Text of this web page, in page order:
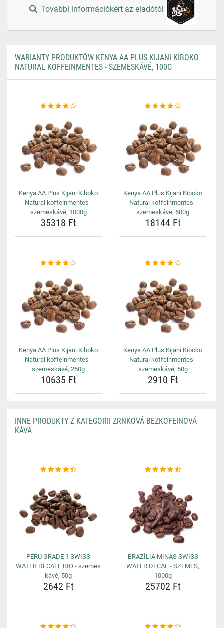
További információkért az eladótól
WARIANTY PRODUKTÓW KENYA AA PLUS KIJANI KIBOKO
NATURAL KOFFEINMENTES - SZEMESKÁVÉ, 100G
Kenya AA Plus Kijani Kiboko
Natural koffeinmentes -
szemeskávé, 1000g
35318 Ft
Kenya AA Plus Kijani Kiboko
Natural koffeinmentes -
szemeskávé, 500g
18144 Ft
Kenya AA Plus Kijani Kiboko
Natural koffeinmentes -
szemeskávé, 250g
10635 Ft
Kenya AA Plus Kijani Kiboko
Natural koffeinmentes -
szemeskávé, 50g
2910 Ft
INNE PRODUKTY Z KATEGORII ZRNKOVÁ BEZKOFEINOVÁ
KÁVA
PERU GRADE 1 SWISS
WATER DECAFE BIO - szemes
kávé, 50g
2642 Ft
BRAZÍLIA MINAS SWISS
WATER DECAF - SZEMES,
1000g
25702 Ft